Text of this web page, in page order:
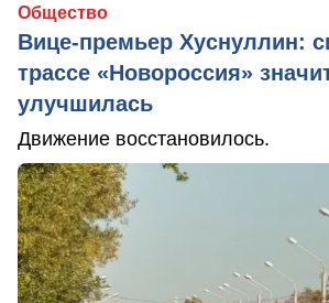
Общество
Вице-премьер Хуснуллин:
трассе «Новороссия»
улучшилась
Движение восстановилось.